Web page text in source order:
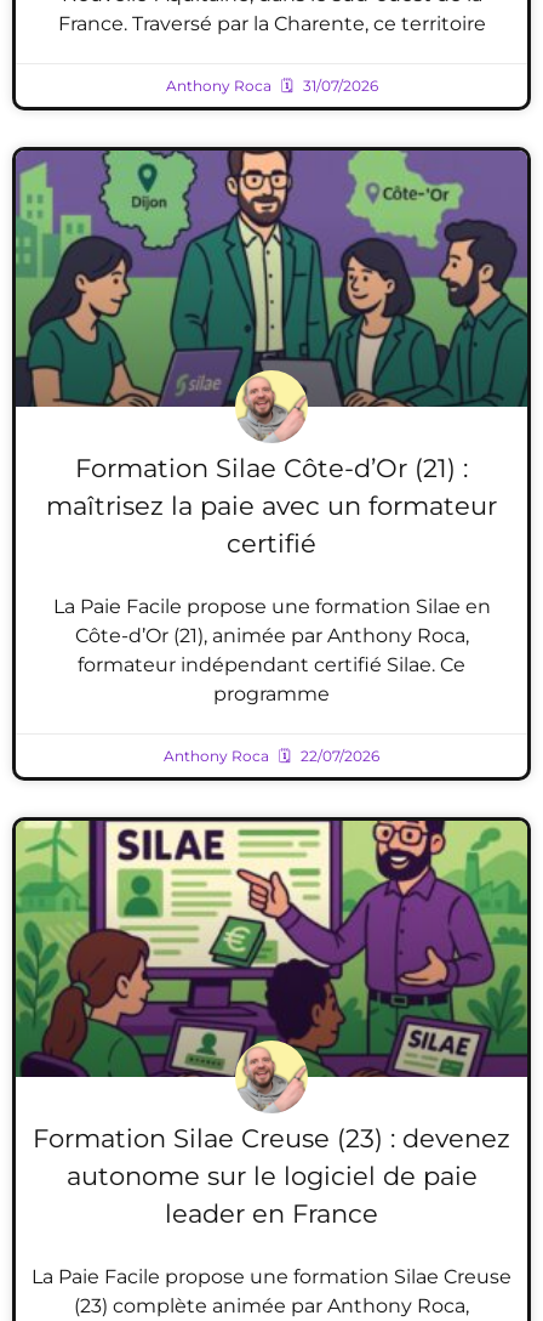
France. Traversé par la Charente, ce territoire
Anthony Roca 31/07/2026
Formation Silae Côte-d’Or (21) :
maîtrisez la paie avec un formateur
certifié
La Paie Facile propose une formation Silae en
Côte-d’Or (21), animée par Anthony Roca,
formateur indépendant certifié Silae. Ce
programme
Anthony Roca 22/07/2026
Formation Silae Creuse (23) : devenez
autonome sur le logiciel de paie
leader en France
La Paie Facile propose une formation Silae Creuse
(23) complète animée par Anthony Roca,